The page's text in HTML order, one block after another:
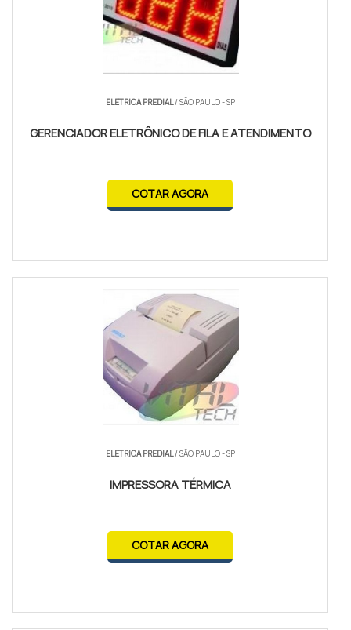
ELETRICA PREDIAL/ SÃO PAULO - SP
GERENCIADOR ELETRÔNICO DE FILA E ATENDIMENTO
COTAR AGORA
ELETRICA PREDIAL/ SÃO PAULO - SP
IMPRESSORA TÉRMICA
COTAR AGORA